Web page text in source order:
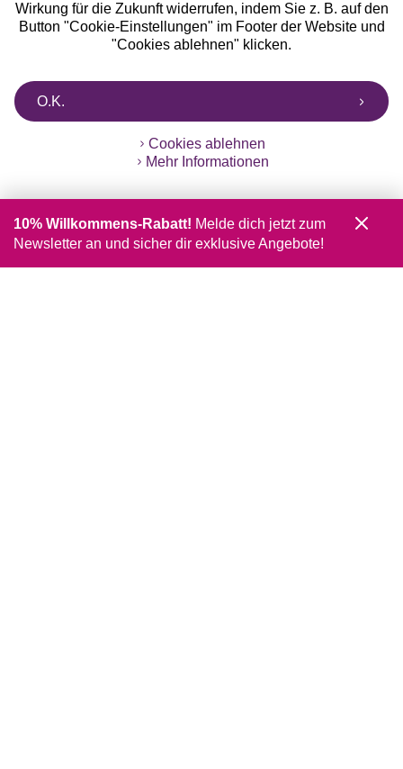
Wirkung für die Zukunft widerrufen, indem Sie z. B. auf den
Button "Cookie-Einstellungen" im Footer der Website und
"Cookies ablehnen" klicken.
O.K.
Cookies ablehnen
Mehr Informationen
10% Willkommens-Rabatt! Melde dich jetzt zum
Newsletter an und sicher dir exklusive Angebote!